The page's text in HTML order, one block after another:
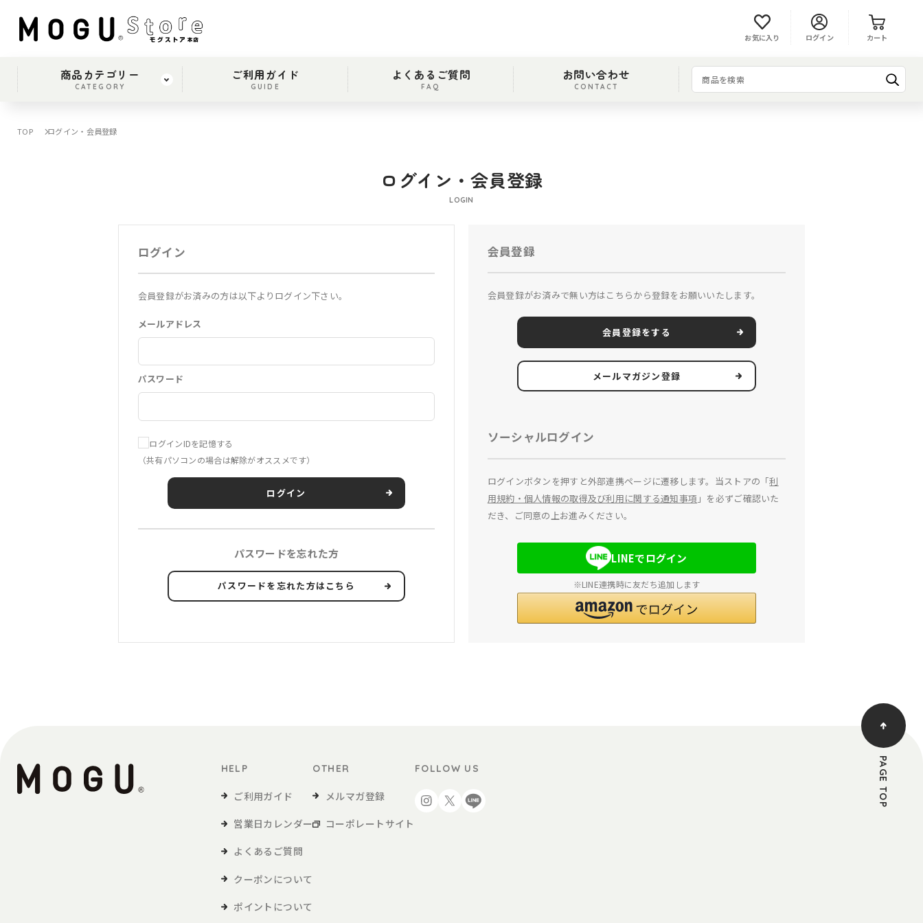
ログイン
お気に入り カート
商品カテゴリー
CATEGORY
ご利用ガイド
GUIDE
よくあるご質問
FAQ
お問い合わせ
CONTACT
TOP ログイン・会員登録
ログイン・会員登録
LOGIN
ログイン
会員登録がお済みの方は以下よりログイン下さい。
メールアドレス
パスワード
ログインIDを記憶する
（共有パソコンの場合は解除がオススメです）
ログイン
パスワードを忘れた方
パスワードを忘れた方はこちら
会員登録
会員登録がお済みで無い方はこちらから登録をお願いいたします。
会員登録をする
メールマガジン登録
ソーシャルログイン
ログインボタンを押すと外部連携ページに遷移します。当ストアの「利
用規約・個人情報の取得及び利用に関する通知事項 」を必ずご確認いた
だき、ご同意の上お進みください。
LINEでログイン
※LINE連携時に友だち追加します
HELP
ご利用ガイド
営業日カレンダー
よくあるご質問
クーポンについて
ポイントについて
OTHER
メルマガ登録
コーポレートサイト
FOLLOW US PAGE TOP